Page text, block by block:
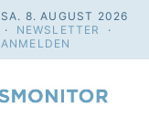
SA. 8. AUGUST 2026
· NEWSLETTER
·
ANMELDEN